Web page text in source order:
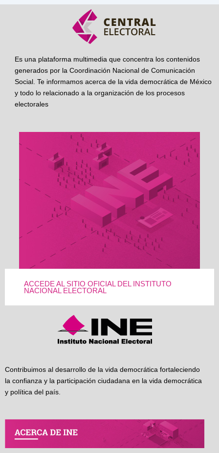
Es una plataforma multimedia que concentra los contenidos
generados por la Coordinación Nacional de Comunicación
Social. Te informamos acerca de la vida democrática de México
y todo lo relacionado a la organización de los procesos
electorales
ACCEDE AL SITIO OFICIAL DEL INSTITUTO
NACIONAL ELECTORAL
Contribuimos al desarrollo de la vida democrática fortaleciendo
la confianza y la participación ciudadana en la vida democrática
y política del país.